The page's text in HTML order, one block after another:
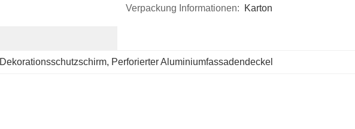
Verpackung Informationen: Karton
Dekorationsschutzschirm, Perforierter Aluminiumfassadendeckel